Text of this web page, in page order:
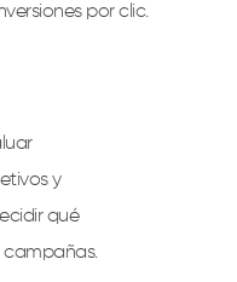
por clic.
y
qué
campañas.